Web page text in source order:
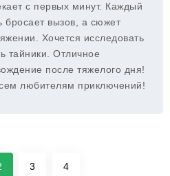
с первых минут. Каждый
бросает вызов, а сюжет
Хочется исследовать
тайники. Отличное
после тяжелого дня!
любителям приключений!
3 4